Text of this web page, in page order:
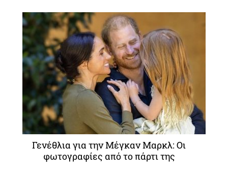
Γενέθλια για την Μέγκαν Μαρκλ: Οι
φωτογραφίες από το πάρτι της